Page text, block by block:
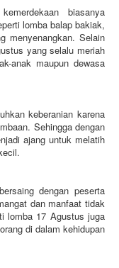
biasanya
lomba balap bakiak,
menyenangkan. Selain
yang selalu meriah
anak maupun dewasa
keberanian karena
Sehingga dengan
ajang untuk melatih
dengan peserta
dan manfaat tidak
lomba 17 Agustus juga
di dalam kehidupan